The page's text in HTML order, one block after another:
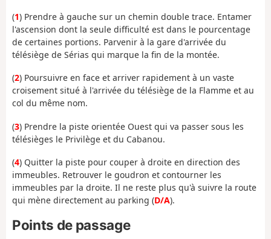
(1) Prendre à gauche sur un chemin double trace. Entamer
l'ascension dont la seule difficulté est dans le pourcentage
de certaines portions. Parvenir à la gare d'arrivée du
télésiège de Sérias qui marque la fin de la montée.
(2) Poursuivre en face et arriver rapidement à un vaste
croisement situé à l'arrivée du télésiège de la Flamme et au
col du même nom.
(3) Prendre la piste orientée Ouest qui va passer sous les
télésièges le Privilège et du Cabanou.
(4) Quitter la piste pour couper à droite en direction des
immeubles. Retrouver le goudron et contourner les
immeubles par la droite. Il ne reste plus qu'à suivre la route
qui mène directement au parking (D/A).
Points de passage